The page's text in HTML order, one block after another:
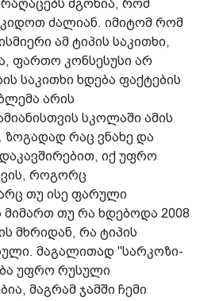
რაღაცებს მგონია, რომ
ძალიან. იმიტომ რომ
ამ ტიპის საკითხი,
ფართო კონსესუსი არ
საკითხი ხდება ფაქტების
არის
სკოლაში ამის
ზოგადად რაც ვნახე და
იქ უფრო
როგორც
თუ ისე ფარული
თუ რა ხდებოდა 2008
მხრიდან, რა ტიპის
მაგალითად "სარკოზი-
უფრო რუსული
მაგრამ ჯამში ჩემი